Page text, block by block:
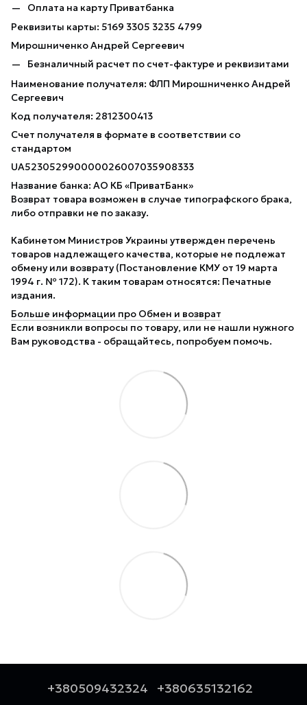
Оплата на карту Приватбанка
Реквизиты карты: 5169 3305 3235 4799
Мирошниченко Андрей Сергеевич
Безналичный расчет по счет-фактуре и реквизитами
Наименование получателя: ФЛП Мирошниченко Андрей
Сергеевич
Код получателя: 2812300413
Счет получателя в формате в соответствии со
стандартом
UA523052990000026007035908333
Название банка: АО КБ «ПриватБанк»
Возврат товара возможен в случае типографского брака,
либо отправки не по заказу.
Кабинетом Министров Украины утвержден перечень
товаров надлежащего качества, которые не подлежат
обмену или возврату (Постановление КМУ от 19 марта
1994 г. № 172). К таким товарам относятся: Печатные
издания.
Больше информации про Обмен и возврат
Если возникли вопросы по товару, или не нашли нужного
Вам руководства - обращайтесь, попробуем помочь.
+380509432324 +380635132162